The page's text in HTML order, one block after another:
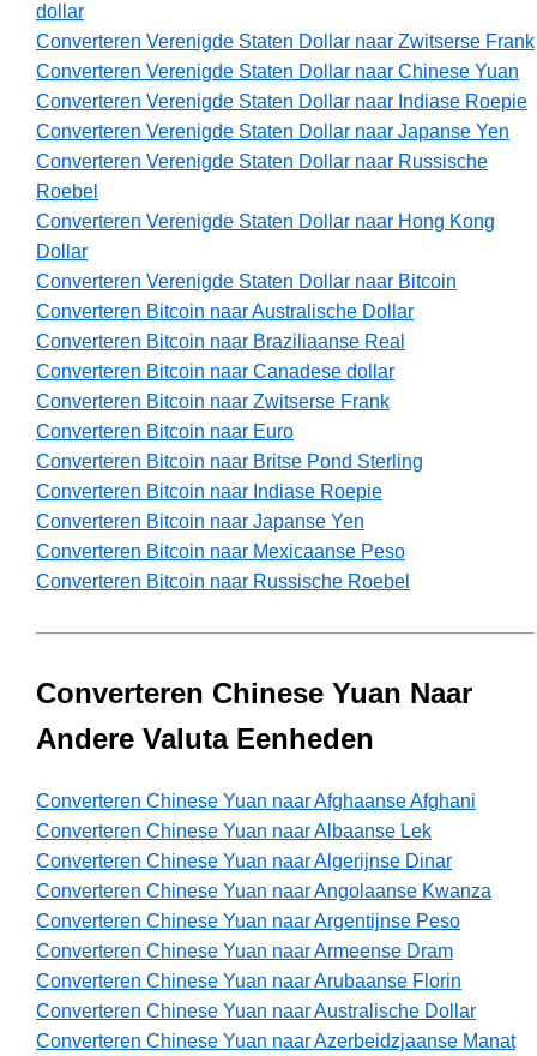
dollar
Converteren Verenigde Staten Dollar naar Zwitserse Frank
Converteren Verenigde Staten Dollar naar Chinese Yuan
Converteren Verenigde Staten Dollar naar Indiase Roepie
Converteren Verenigde Staten Dollar naar Japanse Yen
Converteren Verenigde Staten Dollar naar Russische
Roebel
Converteren Verenigde Staten Dollar naar Hong Kong
Dollar
Converteren Verenigde Staten Dollar naar Bitcoin
Converteren Bitcoin naar Australische Dollar
Converteren Bitcoin naar Braziliaanse Real
Converteren Bitcoin naar Canadese dollar
Converteren Bitcoin naar Zwitserse Frank
Converteren Bitcoin naar Euro
Converteren Bitcoin naar Britse Pond Sterling
Converteren Bitcoin naar Indiase Roepie
Converteren Bitcoin naar Japanse Yen
Converteren Bitcoin naar Mexicaanse Peso
Converteren Bitcoin naar Russische Roebel
Converteren Chinese Yuan Naar
Andere Valuta Eenheden
Converteren Chinese Yuan naar Afghaanse Afghani
Converteren Chinese Yuan naar Albaanse Lek
Converteren Chinese Yuan naar Algerijnse Dinar
Converteren Chinese Yuan naar Angolaanse Kwanza
Converteren Chinese Yuan naar Argentijnse Peso
Converteren Chinese Yuan naar Armeense Dram
Converteren Chinese Yuan naar Arubaanse Florin
Converteren Chinese Yuan naar Australische Dollar
Converteren Chinese Yuan naar Azerbeidzjaanse Manat